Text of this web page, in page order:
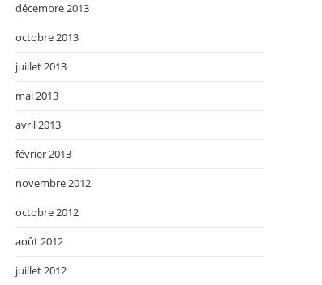
décembre 2013
octobre 2013
juillet 2013
mai 2013
avril 2013
février 2013
novembre 2012
octobre 2012
août 2012
juillet 2012